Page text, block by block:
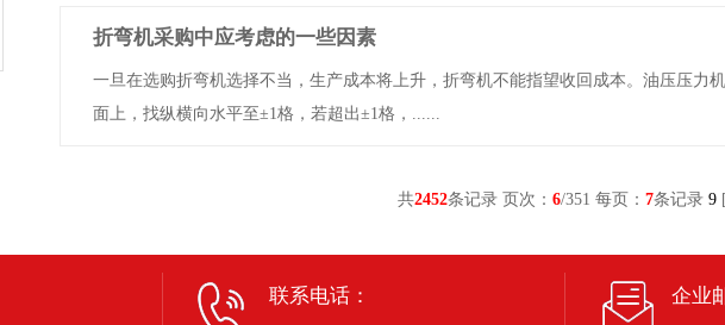
折弯机采购中应考虑的一些因素
一旦在选购折弯机选择不当，生产成本将上升，折弯机不能指望收回成本。油压压力
面上，找纵横向水平至±1格，若超出±1格，......
共2452条记录 页次： 6/351 每页： 7条记录 9 [
联系电话： 企业